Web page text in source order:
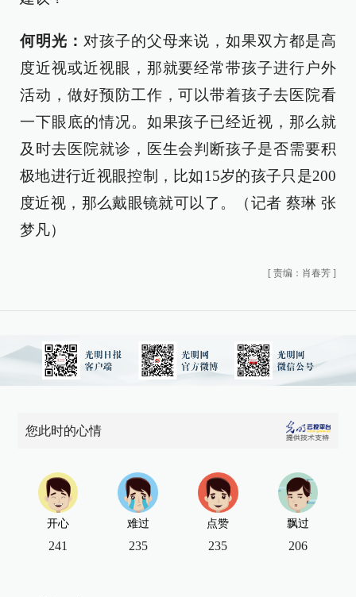
何明光： 对孩子的父母来说，如果双方都是高
度近视或近视眼，那就要经常带孩子进行户外
活动，做好预防工作，可以带着孩子去医院看
一下眼底的情况。如果孩子已经近视，那么就
及时去医院就诊，医生会判断孩子是否需要积
极地进行近视眼控制，比如15岁的孩子只是200
度近视，那么戴眼镜就可以了。（记者 蔡琳 张
梦凡）
[ 责编：肖春芳 ]
您此时的心情
开心
241
难过
235
点赞
235
飘过
206